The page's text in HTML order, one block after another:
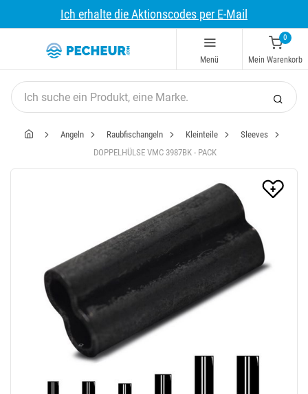
Ich erhalte die Aktionscodes per E-Mail
Menü
0
Mein Warenkorb
Angeln Raubfischangeln Kleinteile
Sleeves
DOPPELHÜLSE VMC 3987BK - PACK